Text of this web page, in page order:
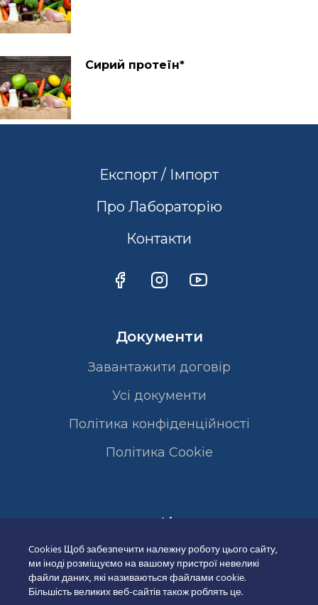
Сирий протеїн*
Експорт / Імпорт
Про Лабораторію
Контакти
Документи
Завантажити договір
Усі документи
Політика конфіденційності
Полiтика Cookie
Сертифікати
Cookies Щоб забезпечити належну роботу цього сайту,
ми іноді розміщуємо на вашому пристрої невеликі
файли даних, які називаються файлами cookie.
Більшість великих веб-сайтів також роблять це.